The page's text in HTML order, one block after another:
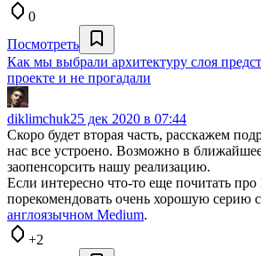
0
Посмотреть
Как мы выбрали архитектуру слоя
проекте и не прогадали
diklimchuk25 дек 2020 в 07:44
Скоро будет вторая часть, расскажем
нас все устроено. Возможно в
заопенсорсить нашу реализацию.
Если интересно что-то еще почитать
порекомендовать очень хорошую серию
англоязычном Medium.
+2